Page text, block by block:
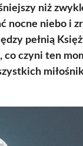
niż
nocne niebo i
pełnią
co czyni ten